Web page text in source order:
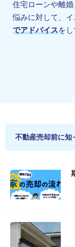
住宅ローンや離
悩みに対して、
でアドバイスをし
不動産売却前に知